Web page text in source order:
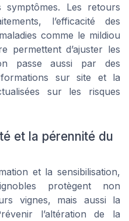
Les retours
l’efficacité des
comme le mildiou
permettent d’ajuster les
passe aussi par des
sur site et la
sur les risques
et la pérennité du
et la sensibilisation,
protègent non
vignes, mais aussi la
l’altération de la